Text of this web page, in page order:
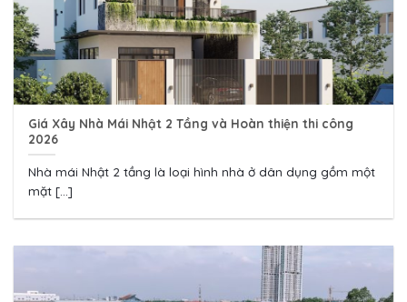
Giá Xây Nhà Mái Nhật 2 Tầng và Hoàn thiện thi công
2026
Nhà mái Nhật 2 tầng là loại hình nhà ở dân dụng gồm một
mặt [...]